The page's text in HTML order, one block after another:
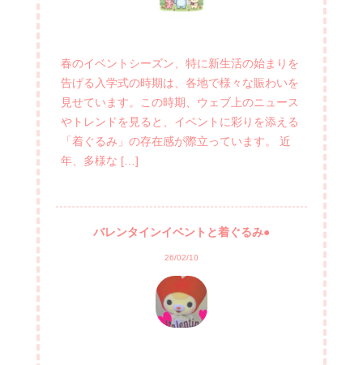
春のイベントシーズン、特に新生活の始まりを
告げる入学式の時期は、各地で様々な賑わいを
見せています。この時期、ウェブ上のニュース
やトレンドを見ると、イベントに彩りを添える
「着ぐるみ」の存在感が際立っています。 近
年、多様な […]
バレンタインイベントと着ぐるみ●
26/02/10